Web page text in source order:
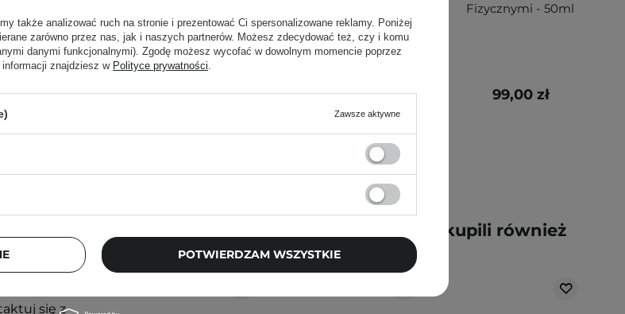
na
się z
Rocznej - 500ml
75,00 zł 89,00 zł
Fizycznymi - 50ml
99,00 zł
Klienci, którzy kupili ten produkt, kupili również
także analizować ruch na stronie i prezentować Ci spersonalizowane reklamy. Poniżej
zarówno przez nas, jak i naszych partnerów. Możesz zdecydować też, czy i komu
danymi funkcjonalnymi). Zgodę możesz wycofać w dowolnym momencie poprzez
znajdziesz w Polityce prywatności
Zawsze aktywne
POTWIERDZAM WSZYSTKIE